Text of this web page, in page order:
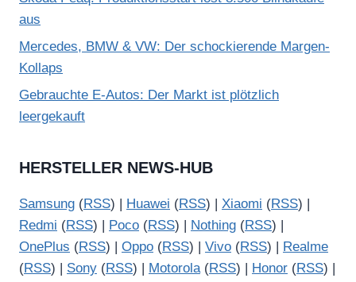
aus
Mercedes, BMW & VW: Der schockierende Margen-
Kollaps
Gebrauchte E-Autos: Der Markt ist plötzlich
leergekauft
HERSTELLER NEWS-HUB
Samsung (RSS) | Huawei (RSS) | Xiaomi (RSS) |
Redmi (RSS) | Poco (RSS) | Nothing (RSS) |
OnePlus (RSS) | Oppo (RSS) | Vivo (RSS) |
Realme
(RSS) | Sony (RSS) | Motorola(RSS) | Honor (RSS) |